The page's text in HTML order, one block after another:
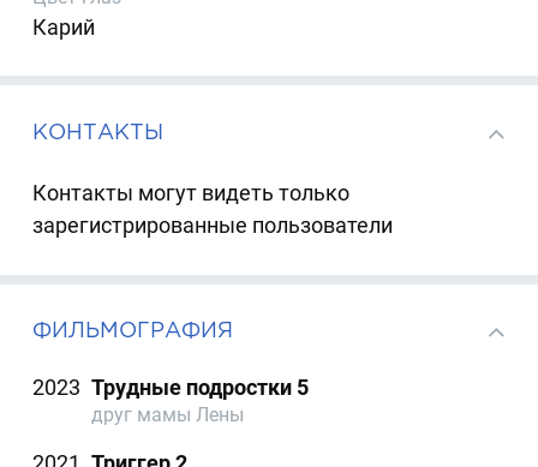
Карий
КОНТАКТЫ
Контакты могут видеть только
зарегистрированные пользователи
ФИЛЬМОГРАФИЯ
2023 Трудные подростки 5
друг мамы Лены